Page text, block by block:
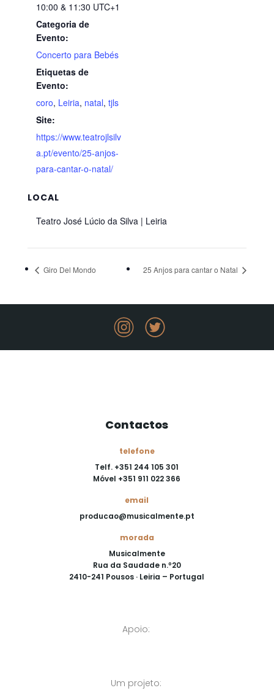
10:00 & 11:30 UTC+1
Categoria de
Evento:
Concerto para Bebés
Etiquetas de
Evento:
coro, Leiria, natal, tjls
Site:
https://www.teatrojlsilv
a.pt/evento/25-anjos-
para-cantar-o-natal/
LOCAL
Teatro José Lúcio da Silva | Leiria
Giro Del Mondo 25 Anjos para cantar o Natal
Contactos
telefone
Telf. +351 244 105 301
Móvel +351 911 022 366
email
producao@musicalmente.pt
morada
Musicalmente
Rua da Saudade n.º20
2410-241 Pousos · Leiria – Portugal
Apoio:
Um projeto: